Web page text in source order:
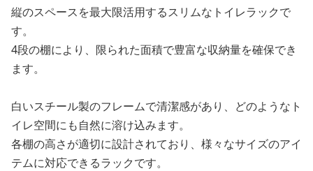
縦のスペースを最大限活用するスリムなトイレラックで
す。
4段の棚により、限られた面積で豊富な収納量を確保でき
ます。
白いスチール製のフレームで清潔感があり、どのようなト
イレ空間にも自然に溶け込みます。
各棚の高さが適切に設計されており、様々なサイズのアイ
テムに対応できるラックです。